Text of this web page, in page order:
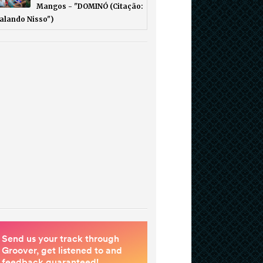
Mangos - "DOMINÓ (Citação:
Nisso")